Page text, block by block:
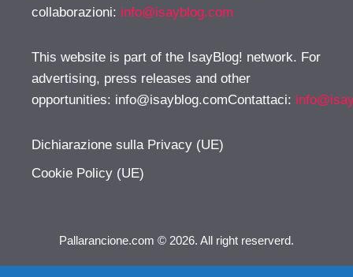
collaborazioni: info@isayblog.com
This website is part of the IsayBlog! network. For
advertising, press releases and other
opportunities: info@isayblog.comContattaci:
Dichiarazione sulla Privacy (UE)
Cookie Policy (UE)
Pallarancione.com © 2026. All right reserverd.